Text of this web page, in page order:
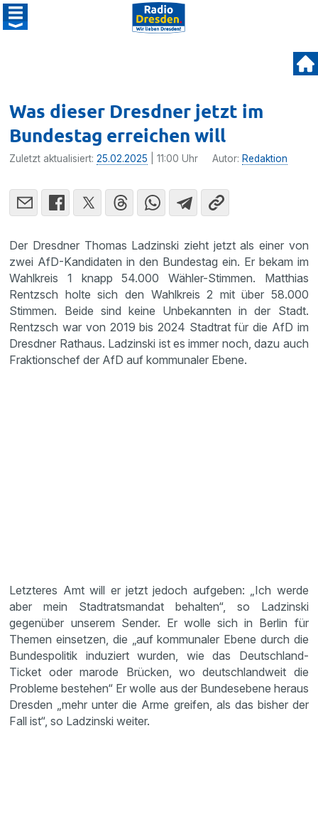
Was dieser Dresdner jetzt im
Bundestag erreichen will
Zuletzt aktualisiert:25.02.2025 | 11:00 Uhr Autor: Redaktion
Der Dresdner Thomas Ladzinski zieht jetzt als einer von
zwei AfD-Kandidaten in den Bundestag ein. Er bekam im
Wahlkreis 1 knapp 54.000 Wähler-Stimmen. Matthias
Rentzsch holte sich den Wahlkreis 2 mit über 58.000
Stimmen. Beide sind keine Unbekannten in der Stadt.
Rentzsch war von 2019 bis 2024 Stadtrat für die AfD im
Dresdner Rathaus. Ladzinski ist es immer noch, dazu auch
Fraktionschef der AfD auf kommunaler Ebene.
Letzteres Amt will er jetzt jedoch aufgeben: „Ich werde
aber mein Stadtratsmandat behalten“, so Ladzinski
gegenüber unserem Sender. Er wolle sich in Berlin für
Themen einsetzen, die „auf kommunaler Ebene durch die
Bundespolitik induziert wurden, wie das Deutschland-
Ticket oder marode Brücken, wo deutschlandweit die
Probleme bestehen“ Er wolle aus der Bundesebene heraus
Dresden „mehr unter die Arme greifen, als das bisher der
Fall ist“, so Ladzinski weiter.